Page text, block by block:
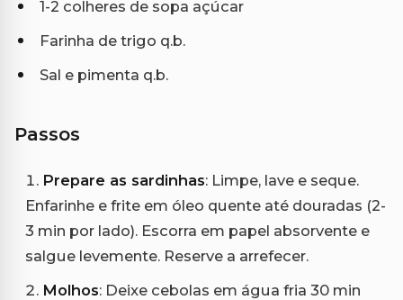
1-2 colheres de sopa açúcar
Farinha de trigo q.b.
Sal e pimenta q.b.
Passos
Prepare as sardinhas: Limpe, lave e seque.
Enfarinhe e frite em óleo quente até douradas (2-
3 min por lado). Escorra em papel absorvente e
salgue levemente. Reserve a arrefecer.
Molhos: Deixe cebolas em água fria 30 min